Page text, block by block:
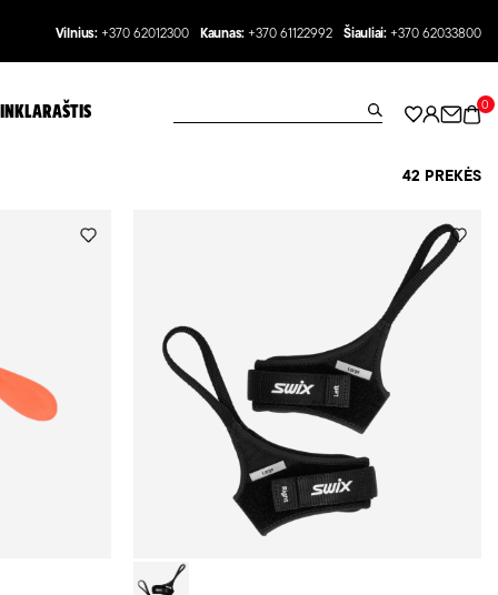
Vilnius: +370 62012300 Kaunas: +370 61122992 Šiauliai: +370 62033800
0
42 PREKĖS